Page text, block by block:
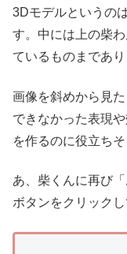
3Dモデルというの
す。中には上の柴
ているものまであり
画像を斜めから見
できなかった表現
を作るのに役立ちそ
あ、柴くんに再び
ボタンをクリックし